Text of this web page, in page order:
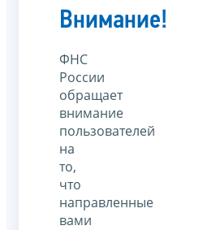
Внимание!
ФНС
России
обращает
внимание
пользователей
на
то,
что
направленные
вами